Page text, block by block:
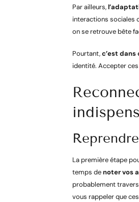
Par ailleurs,
interactions sociales
on se retrouve bête
Pourtant,c’est
identité. Accepter
La première étape
temps denoter vos
probablement
vous rappeler que